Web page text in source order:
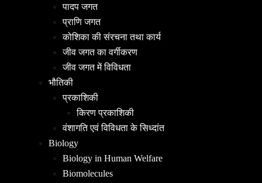
पादप जगत
प्राणि जगत
कोशिका की संरचना तथा कार्य
जीव जगत का वर्गीकरण
जीव जगत में विविधता
भौतिकी
प्रकाशिकी
किरण प्रकाशिकी
वंशागति एवं विविधता के सिध्दांत
Biology
Biology in Human Welfare
Biomolecules